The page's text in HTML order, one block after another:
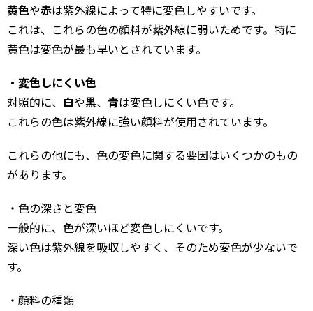
黄色や赤は紫外線によって特に変色しやすいです。
これは、これらの色の顔料が紫外線に弱いためです。特に
黄色は変色が最も早いとされています。
・変色しにくい色
対照的に、 白や黒、 青は変色しにくい色です。
これらの色は紫外線に強い顔料が使用されています。
これらの他にも、色の変色に関する要因はいくつかのもの
があります。
・色の深さと変色
一般的に、色が深いほど変色しにくいです。
深い色は紫外線を吸収しやすく、そのため変色が少ないで
す。
・顔料の種類